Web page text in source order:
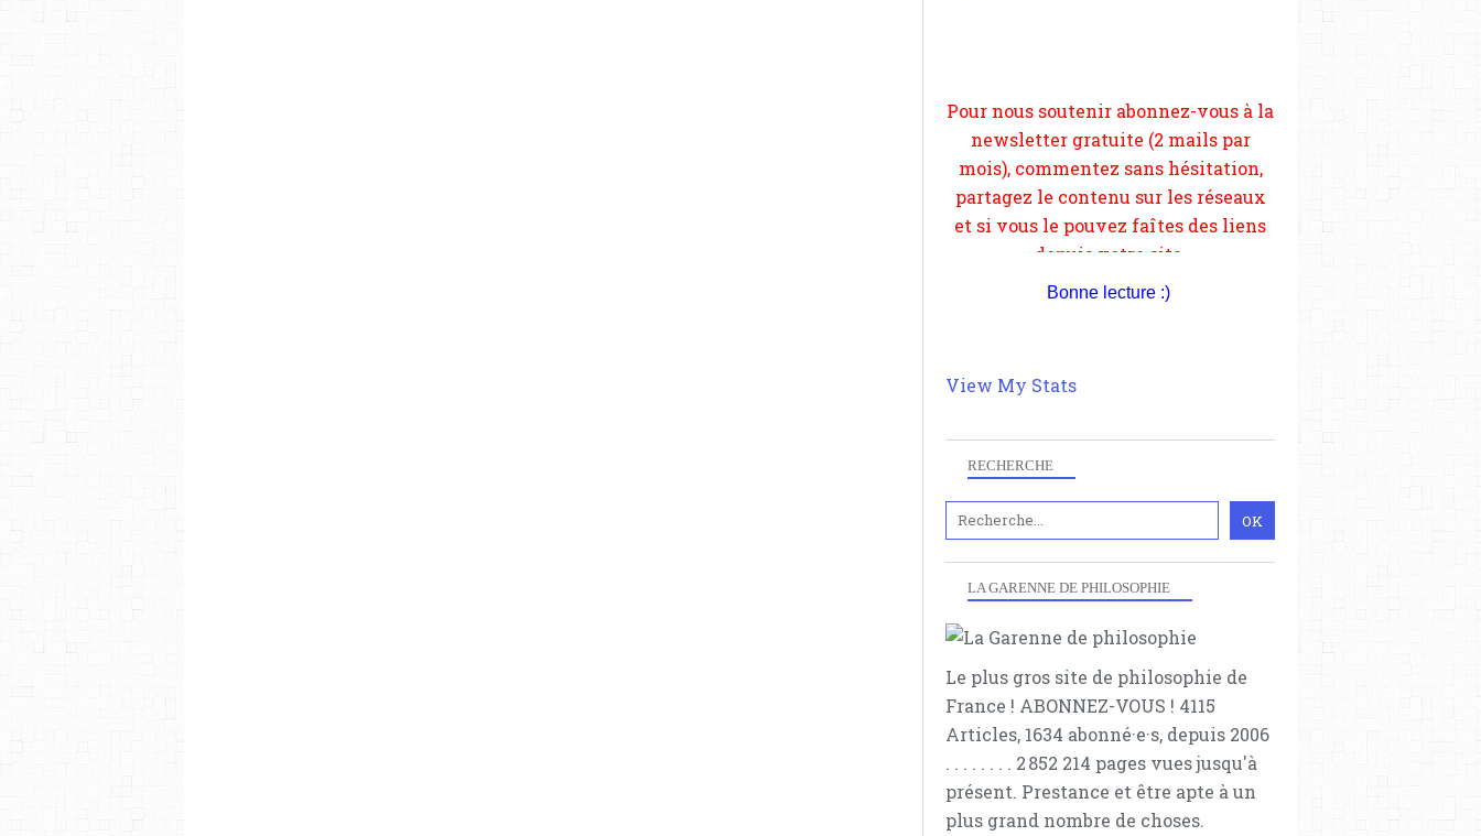
RECHERCHE
LA GARENNE DE PHILOSOPHIE
Le plus gros site de philosophie de
France ! ABONNEZ-VOUS ! 4115
Articles, 1634 abonné·e·s, depuis 2006
. . . . . . . . 2 852 214 pages vues jusqu'à
présent. Prestance et être apte à un
plus grand nombre de choses.
et si vous le pouvez faîtes des liens
depuis votre site.
Bonne lecture :)
View My Stats